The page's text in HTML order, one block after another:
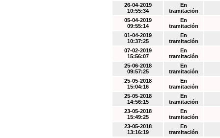
26-04-2019
10:55:34
En
tramitación
05-04-2019
09:55:14
En
tramitación
01-04-2019
10:37:25
En
tramitación
07-02-2019
15:56:07
En
tramitación
25-06-2018
09:57:25
En
tramitación
25-05-2018
15:04:16
En
tramitación
25-05-2018
14:56:15
En
tramitación
23-05-2018
15:49:25
En
tramitación
23-05-2018
13:16:19
En
tramitación